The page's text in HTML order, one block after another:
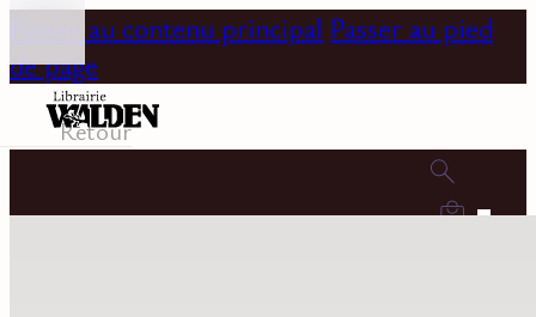
Passer au contenu principal Passer au pied
de page
0
Retour